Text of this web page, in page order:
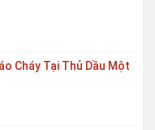
Cháy Tại Thủ Dầu Một